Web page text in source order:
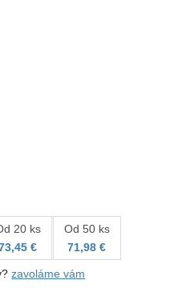
20 ks
€
Od 50 ks
71,98 €
zavoláme vám